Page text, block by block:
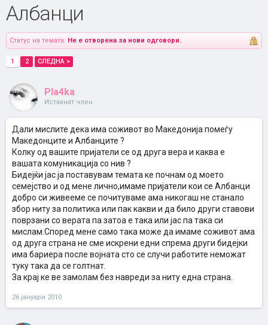
Албанци
Статус на темата: Не е отворена за нови одговори.
1 2 СЛЕДНА >
Pla4ka
Истакнат член
Дали мислите дека има соживот во Македонија помеѓу
Македонците и Албанците ?
Колку од вашите пријатели се од друга вера и каква е
вашата комуникација со нив ?
Бидејќи јас ја поставувам темата ке почнам од моето
семејство и од мене лично,имаме пријатели кои се Албанци
добро си живееме се почитуваме ама никогаш не станало
збор ниту за политика или пак какви и да било други ставови
поврзани со верата па затоа е така или јас па така си
мислам.Според мене само така може да имаме соживот ама
од друга страна не сме искрени едни спрема други бидејки
има бариера после војната сто се случи работите неможат
туку така да се голтнат.
За крај ке ве замолам без навреди за ниту една страна.
26 јануари 2010